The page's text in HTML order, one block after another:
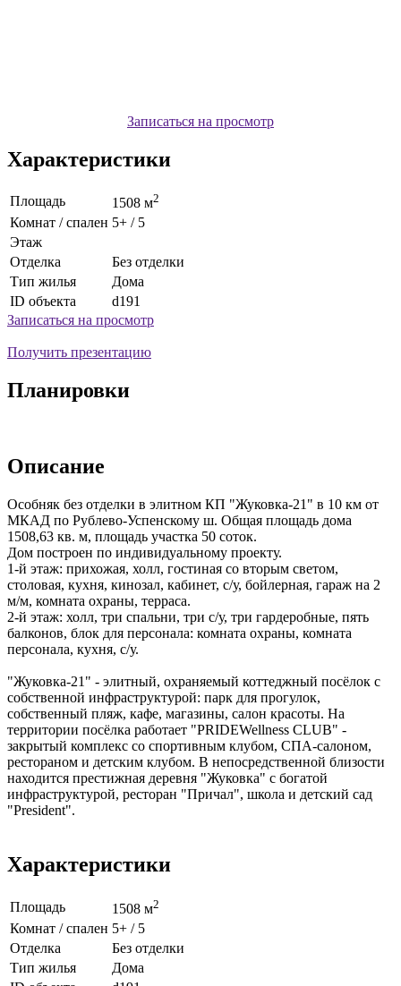
Записаться на просмотр
Характеристики
Площадь 1508 м2
Комнат / спален 5+ / 5
Этаж
Отделка
Без отделки
Тип жилья
Дома
ID объекта
d191
Записаться на просмотр
Получить презентацию
Планировки
Описание
Особняк без отделки в элитном КП "Жуковка-21" в 10 км от
МКАД по Рублево-Успенскому ш. Общая площадь дома
1508,63 кв. м, площадь участка 50 соток.
Дом построен по индивидуальному проекту.
1-й этаж: прихожая, холл, гостиная со вторым светом,
столовая, кухня, кинозал, кабинет, с/у, бойлерная, гараж на 2
м/м, комната охраны, терраса.
2-й этаж: холл, три спальни, три с/у, три гардеробные, пять
балконов, блок для персонала: комната охраны, комната
персонала, кухня, с/у.
"Жуковка-21" - элитный, охраняемый коттеджный посёлок с
собственной инфраструктурой: парк для прогулок,
собственный пляж, кафе, магазины, салон красоты. На
территории посёлка работает "PRIDEWellness CLUB" -
закрытый комплекс со спортивным клубом, СПА-салоном,
рестораном и детским клубом. В непосредственной близости
находится престижная деревня "Жуковка" с богатой
инфраструктурой, ресторан "Причал", школа и детский сад
"President".
Характеристики
Площадь 1508 м2
Комнат / спален 5+ / 5
Отделка
Без отделки
Тип жилья
Дома